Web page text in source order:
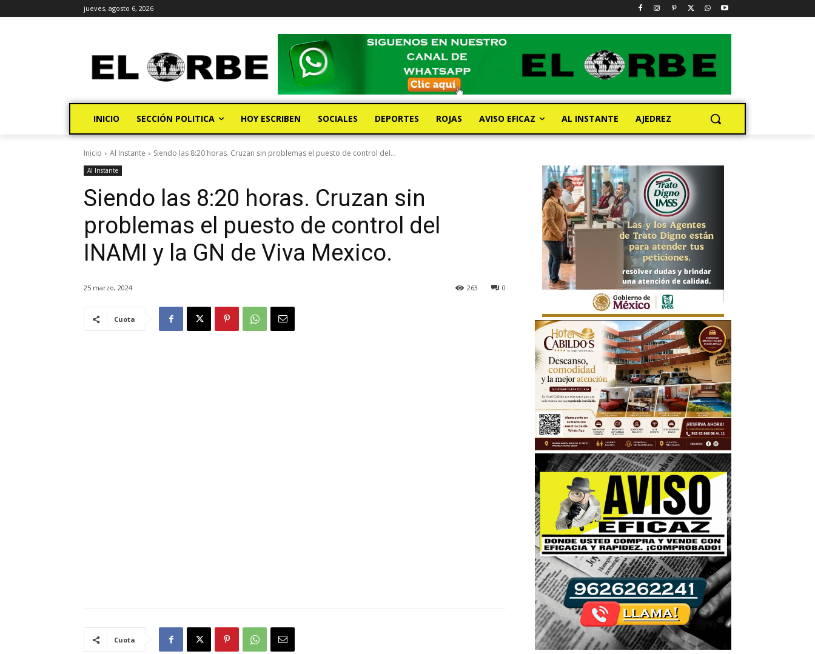
jueves, agosto 6, 2026
INICIO SECCIÓN POLITICA HOY ESCRIBEN SOCIALES DEPORTES ROJAS AVISO EFICAZ AL INSTANTE AJEDREZ
Inicio Al Instante Siendo las 8:20 horas. Cruzan sin problemas el puesto de control del...
Al Instante
Siendo las 8:20 horas. Cruzan sin
problemas el puesto de control del
INAMI y la GN de Viva Mexico.
25 marzo, 2024 0
263
Cuota
Cuota